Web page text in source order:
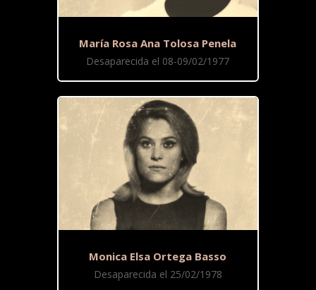
María Rosa Ana Tolosa Penela
Desaparecida el 08-09/02/1977
Monica Elsa Ortega Basso
Desaparecida el 25/02/1978